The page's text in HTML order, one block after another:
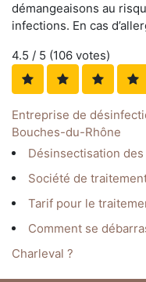
démangeaisons au
infections. En cas
4.5 / 5 (106 votes)
Entreprise de
Bouches-du-Rhône
Désinsectisation
Société de
Tarif pour le
Comment se
Charleval ?